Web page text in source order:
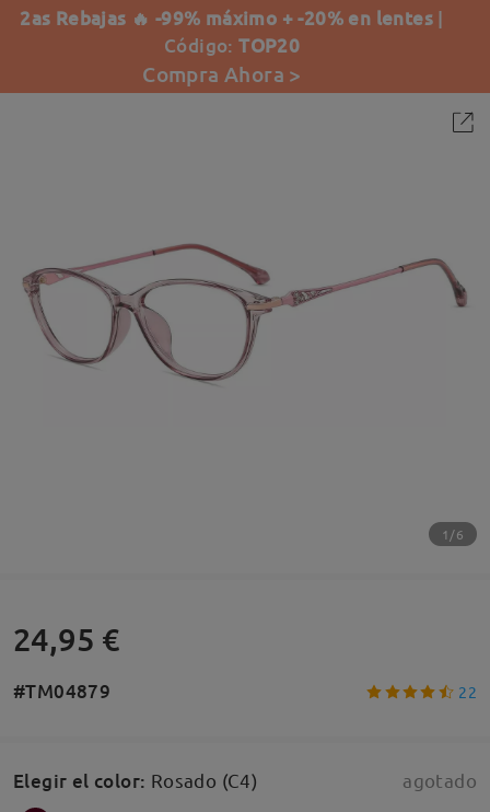
2as Rebajas 🔥 -99% máximo + -20% en lentes |
Código:TOP20
Compra Ahora >
1/6
24,95 €
#TM04879 22
Elegir el color: Rosado (C4) agotado